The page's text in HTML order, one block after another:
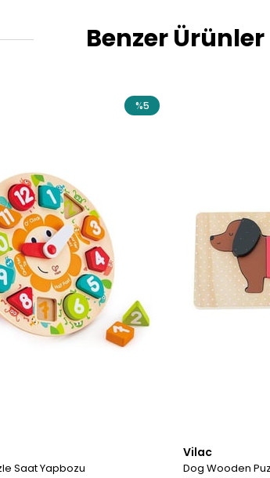
Benzer Ürünler
Saat Yapbozu
%5
Vilac
Dog Wooden